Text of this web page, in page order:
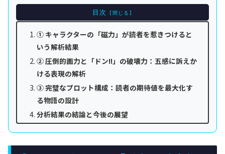
目次
① キャラクターの「磁力」が読者を惹きつけると
いう解析結果
② 圧倒的画力と「ドン!!」の破壊力：五感に訴えか
ける表現の解析
③ 完璧なプロット構成：読者の期待値を最大化す
る物語の設計
分析結果の結論と今後の展望